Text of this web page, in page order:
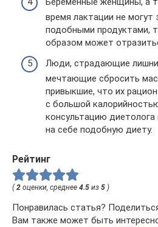
время лактации не могут
подобными продуктами,
образом может
Люди, страдающие
мечтающие сбросить
привыкшие, что их
с большой
консультацию
на себе подобную диету.
Рейтинг
( 2 оценки, среднее 4.5 из 5 )
Понравилась статья?
Вам также может быть